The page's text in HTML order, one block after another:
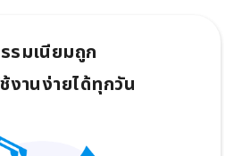
รมเนียมถูก
งานง่ายได้ทุกวัน